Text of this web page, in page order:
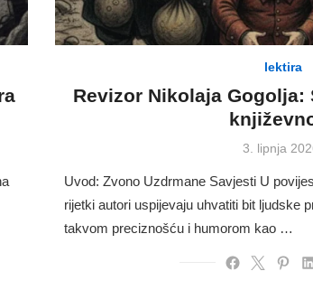
lektira
Revizor Nikolaja
Posted
3. lipnja
Uvod: Zvono Uzdrmane Savjesti U
rijetki autori uspijevaju uhvatiti bit ljudske
takvom preciznošću i humorom kao …